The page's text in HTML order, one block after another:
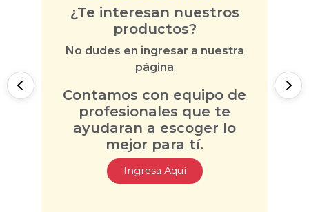
¿Te interesan nuestros
productos?
No dudes en ingresar a nuestra
página
Contamos con equipo de
profesionales que te
ayudaran a escoger lo
mejor para tí.
Ingresa Aquí